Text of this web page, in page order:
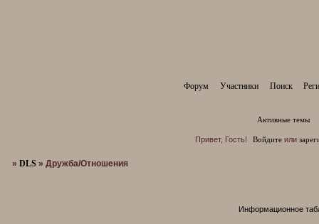
Форум Участники Поиск
Активные темы
Привет, Гость! Войдите или
»DLS »Дружба/Отношения
Информационное